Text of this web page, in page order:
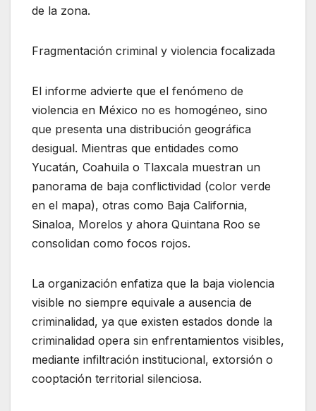
de la zona.
Fragmentación criminal y violencia focalizada
El informe advierte que el fenómeno de
violencia en México no es homogéneo, sino
que presenta una distribución geográfica
desigual. Mientras que entidades como
Yucatán, Coahuila o Tlaxcala muestran un
panorama de baja conflictividad (color verde
en el mapa), otras como Baja California,
Sinaloa, Morelos y ahora Quintana Roo se
consolidan como focos rojos.
La organización enfatiza que la baja violencia
visible no siempre equivale a ausencia de
criminalidad, ya que existen estados donde la
criminalidad opera sin enfrentamientos visibles,
mediante infiltración institucional, extorsión o
cooptación territorial silenciosa.